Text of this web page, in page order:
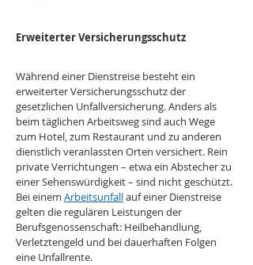
Erweiterter Versicherungsschutz
Während einer Dienstreise besteht ein
erweiterter Versicherungsschutz der
gesetzlichen Unfallversicherung. Anders als
beim täglichen Arbeitsweg sind auch Wege
zum Hotel, zum Restaurant und zu anderen
dienstlich veranlassten Orten versichert. Rein
private Verrichtungen – etwa ein Abstecher zu
einer Sehenswürdigkeit – sind nicht geschützt.
Bei einem Arbeitsunfall auf einer Dienstreise
gelten die regulären Leistungen der
Berufsgenossenschaft: Heilbehandlung,
Verletztengeld und bei dauerhaften Folgen
eine Unfallrente.